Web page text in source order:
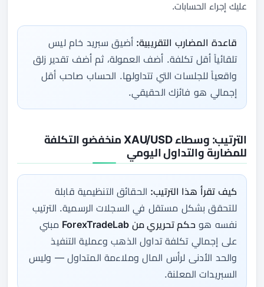
عليك إجراء الحسابات.
قاعدة المضارب التقريبية: أضيق سبريد خام ليس
تلقائياً أقل تكلفة. أضف العمولة، ثم أضف تقدير زلق
واقعياً للجلسات التي تتداولها. الحساب صاحب أقل
إجمالي هو فائزك الحقيقي.
الترتيب: وسطاء XAU/USD منخفضو التكلفة
للمضاربة والتداول اليومي
كيف تقرأ هذا الترتيب: الحقائق التنظيمية قابلة
للتحقق بشكل مستقل في السجلات الرسمية. الترتيب
نفسه هو حكم تحريري من ForexTradeLab
مبني
على إجمالي تكلفة تداول الذهب وعملية التنفيذ
والحد الأدنى لرأس المال وملاءمة المتداول — وليس
السبريدات المعلنة.